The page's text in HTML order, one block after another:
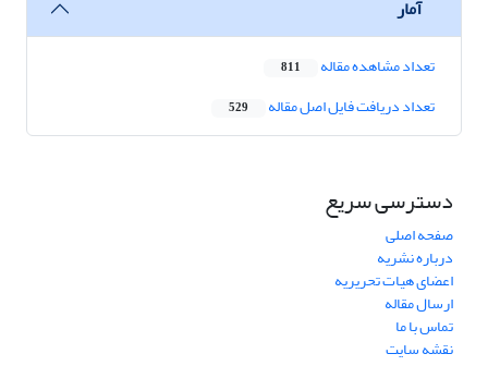
آمار
تعداد مشاهده مقاله 811
تعداد دریافت فایل اصل مقاله 529
دسترسی سریع
صفحه اصلی
درباره نشریه
اعضای هیات تحریریه
ارسال مقاله
تماس با ما
نقشه سایت